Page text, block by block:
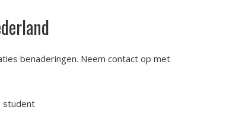
benaderingen. Neem contact op met
student